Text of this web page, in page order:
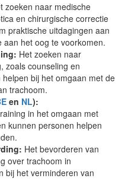
zoeken naar medische
en chirurgische correctie
praktische uitdagingen aan
het oog te voorkomen.
Het zoeken naar
zoals counseling en
helpen bij het omgaan met de
trachoom.
en NL):
in het omgaan met
kunnen personen helpen
Het bevorderen van
over trachoom in
bij het verminderen van